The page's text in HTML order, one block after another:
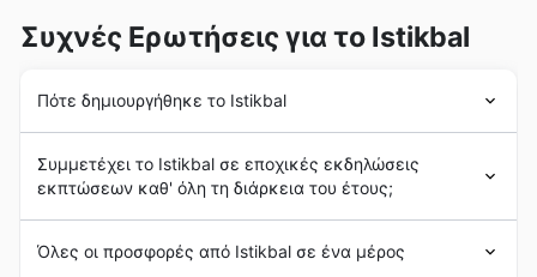
Συχνές Ερωτήσεις για το Istikbal
Πότε δημιουργήθηκε το Istikbal
μια πλούσια ιστορία που χρονολογείται αρκετές
δεκαετίες πίσω. Η εταιρεία ιδρύθηκε στην Τουρκία
και έχει επεκταθεί διεθνώς. Με την πάροδο των ετών,
έχει εδραιώσει παρουσία σε αρκετές χώρες,
Συμμετέχει το Istikbal σε εποχικές εκδηλώσεις
εκπτώσεων καθ' όλη τη διάρκεια του έτους;
εποχιακές προσφορέςκαιεκπτωτικές καμπάνιες
Όλες οι προσφορές από Istikbal σε ένα μέρος